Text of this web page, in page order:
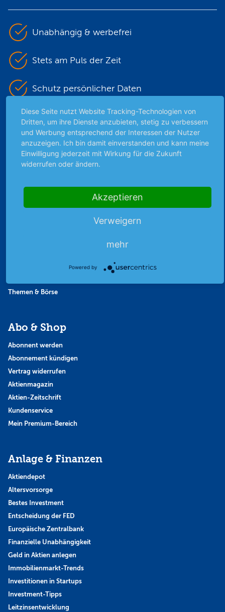
Unabhängig & werbefrei
Stets am Puls der Zeit
Schutz persönlicher Daten
Sicher mit SSL-Verschlüsselung
Highlights
Börsenbericht
Themen & Börse
Abo & Shop
Abonnent werden
Abonnement kündigen
Vertrag widerrufen
Aktienmagazin
Aktien-Zeitschrift
Kundenservice
Mein Premium-Bereich
Anlage & Finanzen
Aktiendepot
Altersvorsorge
Bestes Investment
Entscheidung der FED
Europäische Zentralbank
Finanzielle Unabhängigkeit
Geld in Aktien anlegen
Immobilienmarkt-Trends
Investitionen in Startups
Investment-Tipps
Leitzinsentwicklung
Diese Seite nutzt Website Tracking-Technologien von
Dritten, um ihre Dienste anzubieten, stetig zu verbessern
und Werbung entsprechend der Interessen der Nutzer
anzuzeigen. Ich bin damit einverstanden und kann meine
Einwilligung jederzeit mit Wirkung für die Zukunft
widerrufen oder ändern.
Akzeptieren
Verweigern
mehr
Powered by